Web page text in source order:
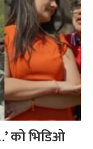
को भिडिओ